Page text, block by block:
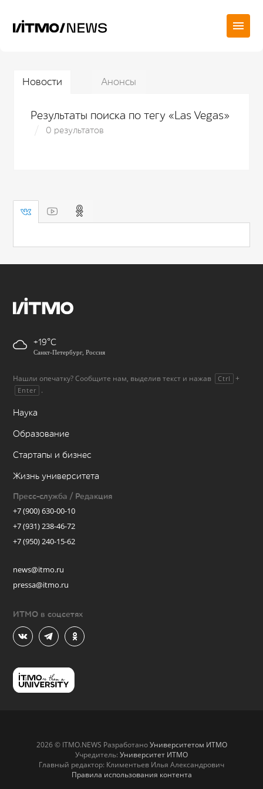
Новости Анонсы
Результаты поиска по тегу «Las Vegas»
0 результатов
+19
Санкт-Петербург, Россия
Нашли опечатку? Сообщите нам, выделив текст и нажав Ctrl +
Enter .
Наука
Образование
Стартапы и бизнес
Жизнь университета
Пресс-служба / Редакция
+7 (900) 630-00-10
+7 (931) 238-46-72
+7 (950) 240-15-62
news@itmo.ru
pressa@itmo.ru
ИТМО в соцсетях
2026 © ITMO.NEWS РазработаноУниверситетом ИТМО
Учредитель: Университет ИТМО
Главный редактор: Климентьев Илья Александрович
Правила использования контента